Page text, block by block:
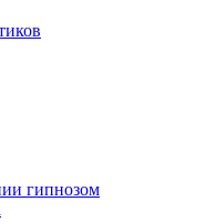
гипнозом